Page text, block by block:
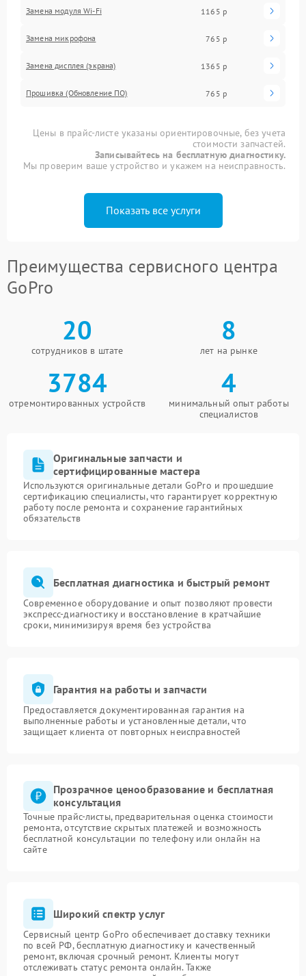
Замена модуля Wi-Fi 1165 р
Замена микрофона 765 р
Замена дисплея (экрана) 1365 р
Прошивка (Обновление ПО) 765 р
Цены в прайс-листе указаны ориентировочные, без учета
стоимости запчастей.
Записывайтесь на бесплатную диагностику.
Мы проверим ваше устройство и укажем на неисправность.
Показать все услуги
Преимущества сервисного центра
GoPro
20
сотрудников в штате
8
лет на рынке
3784
отремонтированных устройств
4
минимальный опыт работы
специалистов
Оригинальные запчасти и
сертифицированные мастера
Используются оригинальные детали GoPro и прошедшие
сертификацию специалисты, что гарантирует корректную
работу после ремонта и сохранение гарантийных
обязательств
Бесплатная диагностика и быстрый ремонт
Современное оборудование и опыт позволяют провести
экспресс-диагностику и восстановление в кратчайшие
сроки, минимизируя время без устройства
Гарантия на работы и запчасти
Предоставляется документированная гарантия на
выполненные работы и установленные детали, что
защищает клиента от повторных неисправностей
Прозрачное ценообразование и бесплатная
консультация
Точные прайс-листы, предварительная оценка стоимости
ремонта, отсутствие скрытых платежей и возможность
бесплатной консультации по телефону или онлайн на
сайте
Широкий спектр услуг
Сервисный центр GoPro обеспечивает доставку техники
по всей РФ, бесплатную диагностику и качественный
ремонт, включая срочный ремонт. Клиенты могут
отслеживать статус ремонта онлайн. Также